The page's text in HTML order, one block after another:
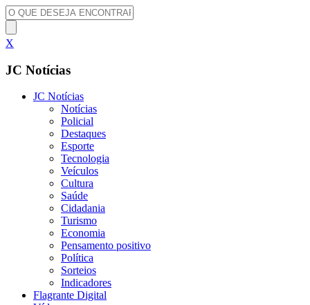
X
JC Notícias
JC Notícias
Notícias
Policial
Destaques
Esporte
Tecnologia
Veículos
Cultura
Saúde
Cidadania
Turismo
Economia
Pensamento positivo
Política
Sorteios
Indicadores
Flagrante Digital